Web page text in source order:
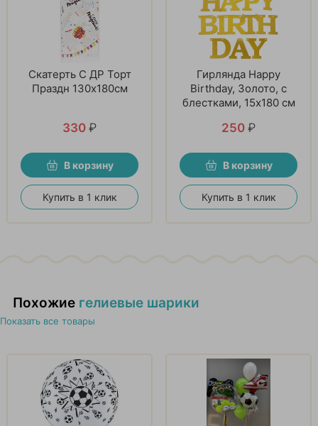
Скатерть С ДР Торт
Праздн 130х180см
330 ₽
В корзину
Купить в 1 клик
Гирлянда Happy
Birthday, Золото, с
блестками, 15х180 см
250 ₽
В корзину
Купить в 1 клик
Похожие гелиевые шарики
Показать все товары